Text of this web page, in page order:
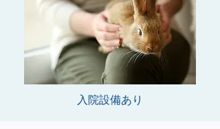
入院設備あり